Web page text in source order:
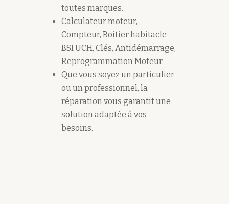
toutes marques.
Calculateur moteur,
Compteur, Boitier habitacle
BSI UCH, Clés, Antidémarrage,
Reprogrammation Moteur.
Que vous soyez un particulier
ou un professionnel, la
réparation vous garantit une
solution adaptée à vos
besoins.